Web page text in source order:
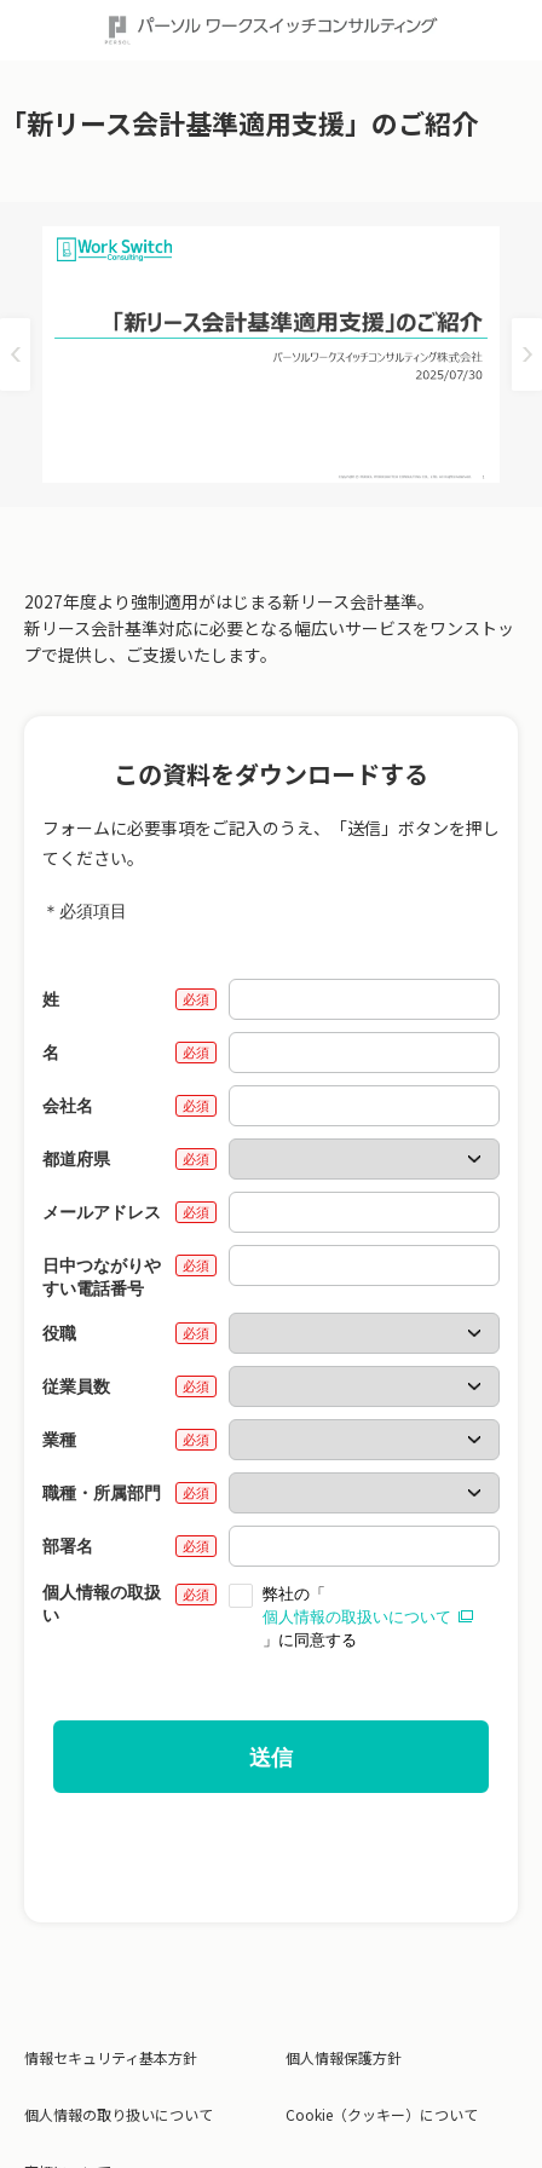
「新リース会計基準適用支援」のご紹介
2027年度より強制適用がはじまる新リース会計基準。
新リース会計基準対応に必要となる幅広いサービスをワンストッ
プで提供し、ご支援いたします。
この資料をダウンロードする
フォームに必要事項をご記入のうえ、「送信」ボタンを押し
てください。
情報セキュリティ基本方針 個人情報保護方針
個人情報の取り扱いについて Cookie（クッキー）について